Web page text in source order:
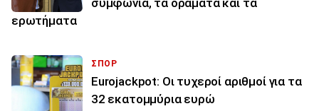
συμφωνία, τα οράματα και τα
ερωτήματα
ΣΠΟΡ
Eurojackpot: Οι τυχεροί αριθμοί για τα
32 εκατoμμύρια ευρώ